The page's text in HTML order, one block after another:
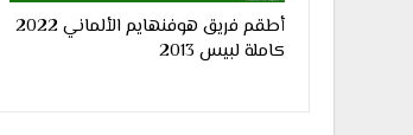
أطقم فريق هوفنهايم الألماني 2022
كاملة لبيس 2013